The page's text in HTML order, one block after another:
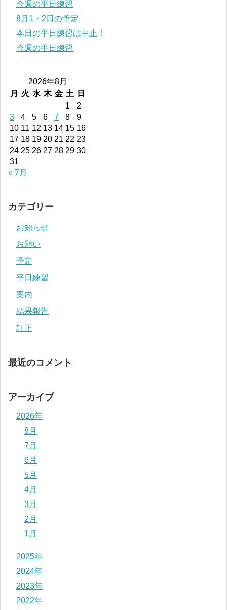
今週の平日練習
8月1・2日の予定
本日の平日練習は中止！
今週の平日練習
2026年8月
月
火 水 木 金 土
日
1
2
3
4 5 6 7 8
9
10 11 12 13 14 15 16
17 18 19 20 21 22 23
24 25 26 27 28 29 30
31
« 7月
カテゴリー
お知らせ
お願い
予定
平日練習
案内
結果報告
訂正
最近のコメント
アーカイブ
2026年
8月
7月
6月
5月
4月
3月
2月
1月
2025年
2024年
2023年
2022年